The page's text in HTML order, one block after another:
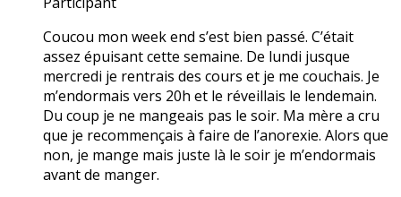
Coucou mon week end s’est bien passé. C’était
assez épuisant cette semaine. De lundi jusque
mercredi je rentrais des cours et je me couchais. Je
m’endormais vers 20h et le réveillais le lendemain.
Du coup je ne mangeais pas le soir. Ma mère a cru
que je recommençais à faire de l’anorexie. Alors que
non, je mange mais juste là le soir je m’endormais
avant de manger.